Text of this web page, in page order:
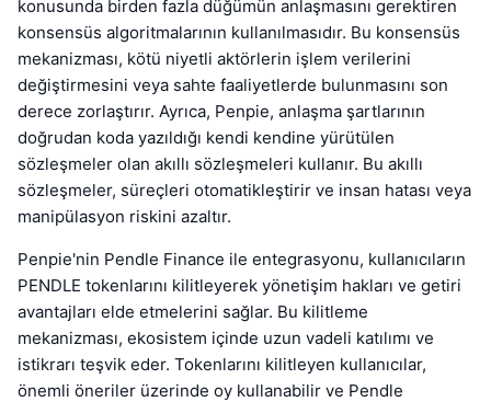
konusunda birden fazla düğümün anlaşmasını gerektiren
konsensüs algoritmalarının kullanılmasıdır. Bu konsensüs
mekanizması, kötü niyetli aktörlerin işlem verilerini
değiştirmesini veya sahte faaliyetlerde bulunmasını son
derece zorlaştırır. Ayrıca, Penpie, anlaşma şartlarının
doğrudan koda yazıldığı kendi kendine yürütülen
sözleşmeler olan akıllı sözleşmeleri kullanır. Bu akıllı
sözleşmeler, süreçleri otomatikleştirir ve insan hatası veya
manipülasyon riskini azaltır.
Penpie'nin Pendle Finance ile entegrasyonu, kullanıcıların
PENDLE tokenlarını kilitleyerek yönetişim hakları ve getiri
avantajları elde etmelerini sağlar. Bu kilitleme
mekanizması, ekosistem içinde uzun vadeli katılımı ve
istikrarı teşvik eder. Tokenlarını kilitleyen kullanıcılar,
önemli öneriler üzerinde oy kullanabilir ve Pendle